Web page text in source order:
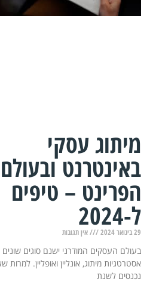
מיתוג עסקי
באינטרנט ובעולם
הפרינט – טיפים
ל-2024
29 בינואר 2024 אין תגובות
בעולם העסקים המודרני ישנם סוגים
אסטרטגיות מיתוג, אונליין ואופליין. למרות
נכנסים לשנת